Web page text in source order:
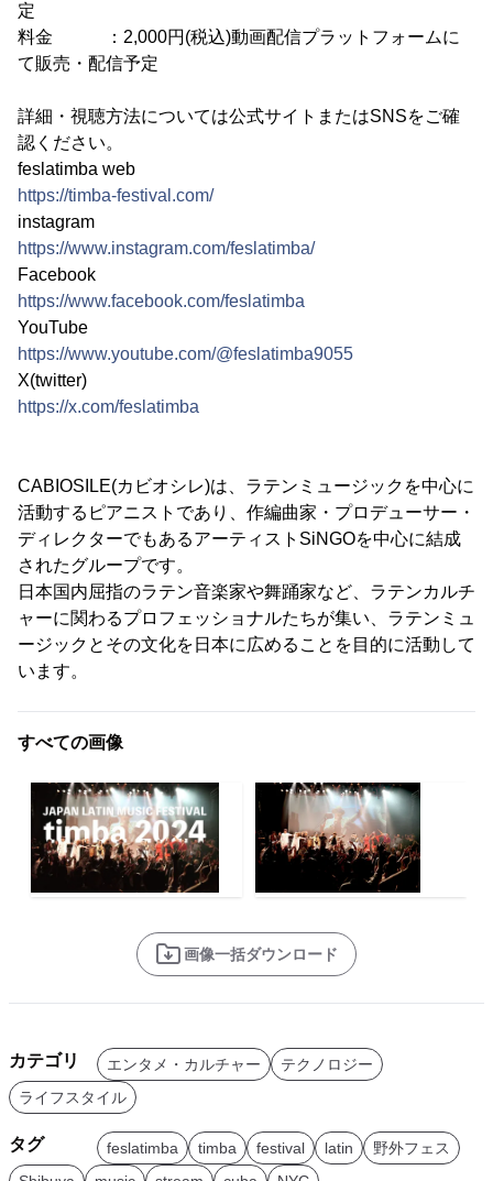
定
料金 ：2,000円(税込)動画配信プラットフォームに
て販売・配信予定
詳細・視聴方法については公式サイトまたはSNSをご確
認ください。
feslatimba web
https://timba-festival.com/
instagram
https://www.instagram.com/feslatimba/
Facebook
https://www.facebook.com/feslatimba
YouTube
https://www.youtube.com/@feslatimba9055
X(twitter)
https://x.com/feslatimba
CABIOSILE(カビオシレ)は、ラテンミュージックを中心に
活動するピアニストであり、作編曲家・プロデューサー・
ディレクターでもあるアーティストSiNGOを中心に結成
されたグループです。
日本国内屈指のラテン音楽家や舞踊家など、ラテンカルチ
ャーに関わるプロフェッショナルたちが集い、ラテンミュ
ージックとその文化を日本に広めることを目的に活動して
います。
すべての画像
画像一括ダウンロード
カテゴリ エンタメ・カルチャー
テクノロジー
ライフスタイル
タグ feslatimba timba festival latin
野外フェス